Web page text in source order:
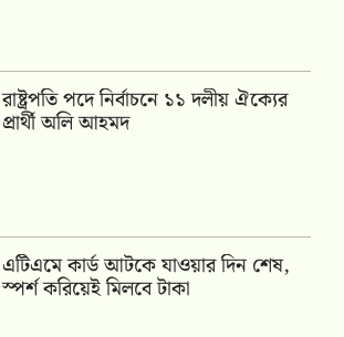
রাষ্ট্রপতি পদে নির্বাচনে ১১ দলীয় ঐক্যের
প্রার্থী অলি আহমদ
এটিএমে কার্ড আটকে যাওয়ার দিন শেষ,
স্পর্শ করিয়েই মিলবে টাকা